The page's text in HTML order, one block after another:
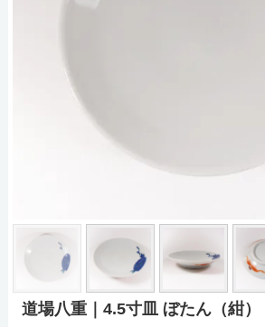
道場八重｜4.5寸皿 ぼたん（紺）